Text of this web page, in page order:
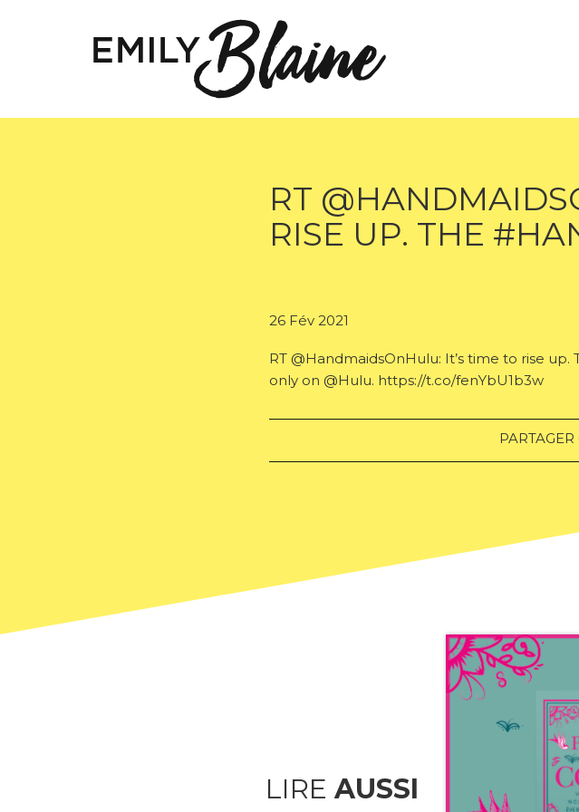
RT
RISE UP. THE
26 Fév 2021
RT @HandmaidsOnHulu: It’s time to rise
only on @Hulu. https://t.co/fenYbU1b3w
LIRE AUSSI